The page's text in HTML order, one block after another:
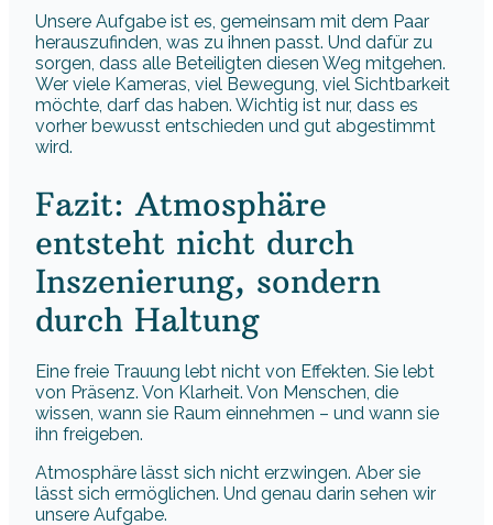
Unsere Aufgabe ist es, gemeinsam mit dem Paar
herauszufinden, was zu ihnen passt. Und dafür zu
sorgen, dass alle Beteiligten diesen Weg mitgehen.
Wer viele Kameras, viel Bewegung, viel Sichtbarkeit
möchte, darf das haben. Wichtig ist nur, dass es
vorher bewusst entschieden und gut abgestimmt
wird.
Fazit: Atmosphäre
entsteht nicht durch
Inszenierung, sondern
durch Haltung
Eine freie Trauung lebt nicht von Effekten. Sie lebt
von Präsenz. Von Klarheit. Von Menschen, die
wissen, wann sie Raum einnehmen – und wann sie
ihn freigeben.
Atmosphäre lässt sich nicht erzwingen. Aber sie
lässt sich ermöglichen. Und genau darin sehen wir
unsere Aufgabe.